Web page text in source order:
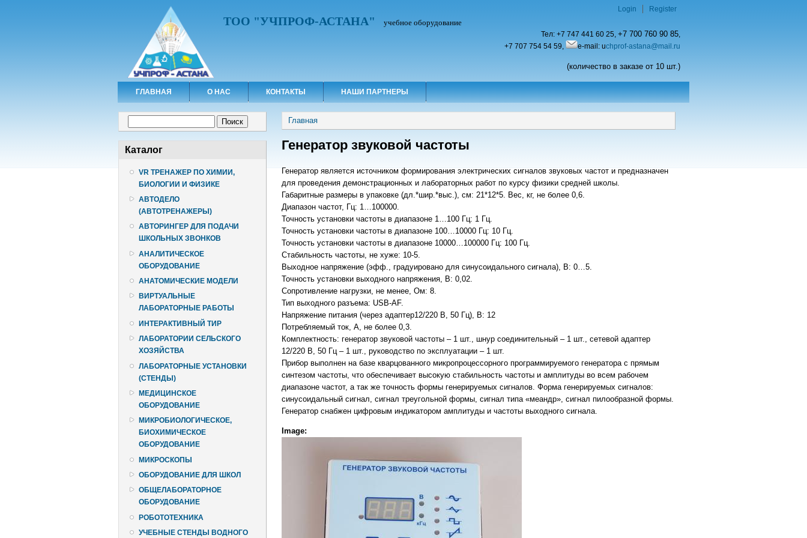
ТОО "УЧПРОФ-АСТАНА" учебное оборудование
Тел: +7 747 441 60 25, +7 700 760 90 85,
+7 707 754 54 59,
e-mail: uchprof-astana@mail.ru
(количество в заказе от 10 шт.)
Login Register
ГЛАВНАЯ О НАС КОНТАКТЫ НАШИ ПАРТНЕРЫ
Каталог
VR ТРЕНАЖЕР ПО ХИМИИ,
БИОЛОГИИ И ФИЗИКЕ
АВТОДЕЛО
(АВТОТРЕНАЖЕРЫ)
АВТОРИНГЕР ДЛЯ ПОДАЧИ
ШКОЛЬНЫХ ЗВОНКОВ
АНАЛИТИЧЕСКОЕ
ОБОРУДОВАНИЕ
АНАТОМИЧЕСКИЕ МОДЕЛИ
ВИРТУАЛЬНЫЕ
ЛАБОРАТОРНЫЕ РАБОТЫ
ИНТЕРАКТИВНЫЙ ТИР
ЛАБОРАТОРИИ СЕЛЬСКОГО
ХОЗЯЙСТВА
ЛАБОРАТОРНЫЕ УСТАНОВКИ
(СТЕНДЫ)
МЕДИЦИНСКОЕ
ОБОРУДОВАНИЕ
МИКРОБИОЛОГИЧЕСКОЕ,
БИОХИМИЧЕСКОЕ
ОБОРУДОВАНИЕ
МИКРОСКОПЫ
ОБОРУДОВАНИЕ ДЛЯ ШКОЛ
ОБЩЕЛАБОРАТОРНОЕ
ОБОРУДОВАНИЕ
РОБОТОТЕХНИКА
УЧЕБНЫЕ СТЕНДЫ ВОДНОГО
Вы здесь
Главная
Генератор звуковой частоты
Генератор является источником формирования электрических сигналов звуковых частот и предназначен
для проведения демонстрационных и лабораторных работ по курсу физики средней школы.
Габаритные размеры в упаковке (дл.*шир.*выс.), см: 21*12*5. Вес, кг, не более 0,6.
Диапазон частот, Гц: 1…100000.
Точность установки частоты в диапазоне 1…100 Гц: 1 Гц.
Точность установки частоты в диапазоне 100…10000 Гц: 10 Гц.
Точность установки частоты в диапазоне 10000…100000 Гц: 100 Гц.
Стабильность частоты, не хуже: 10-5.
Выходное напряжение (эфф., градуировано для синусоидального сигнала), В: 0…5.
Точность установки выходного напряжения, В: 0,02.
Сопротивление нагрузки, не менее, Ом: 8.
Тип выходного разъема: USB-AF.
Напряжение питания (через адаптер12/220 В, 50 Гц), В: 12
Потребляемый ток, А, не более 0,3.
Комплектность: генератор звуковой частоты – 1 шт., шнур соединительный – 1 шт., сетевой адаптер
12/220 В, 50 Гц – 1 шт., руководство по эксплуатации – 1 шт.
Прибор выполнен на базе кварцованного микропроцессорного программируемого генератора с прямым
синтезом частоты, что обеспечивает высокую стабильность частоты и амплитуды во всем рабочем
диапазоне частот, а так же точность формы генерируемых сигналов. Форма генерируемых сигналов:
синусоидальный сигнал, сигнал треугольной формы, сигнал типа «меандр», сигнал пилообразной формы.
Генератор снабжен цифровым индикатором амплитуды и частоты выходного сигнала.
Image: